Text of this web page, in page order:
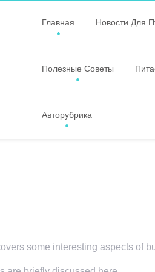
Главная Новости Для
Полезные Советы
Авторубрика
some interesting aspects of